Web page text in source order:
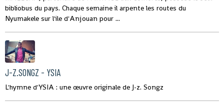
bibliobus du pays. Chaque semaine il arpente les routes du
Nyumakele sur l'ile d'Anjouan pour ...
J-Z.SONGZ - YSIA
L'hymne d'YSIA : une œuvre originale de J-z. Songz